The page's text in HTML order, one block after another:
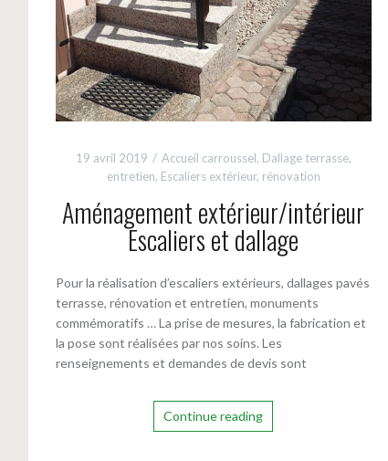
19 avril 2019 Accueil carroussel, Dallage terrasse,
entretien, Escaliers extérieur, rénovation
Aménagement extérieur/intérieur
Escaliers et dallage
Pour la réalisation d’escaliers extérieurs, dallages pavés
terrasse, rénovation et entretien, monuments
commémoratifs … La prise de mesures, la fabrication et
la pose sont réalisées par nos soins. Les
renseignements et demandes de devis sont
Continue reading